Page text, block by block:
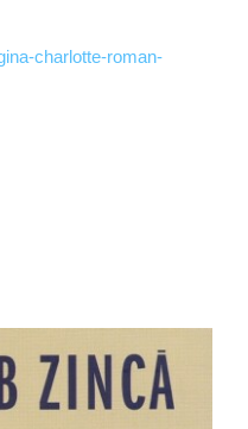
charlotte-roman-